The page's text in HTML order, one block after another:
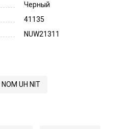
Черный
41135
NUW21311
UH NIT